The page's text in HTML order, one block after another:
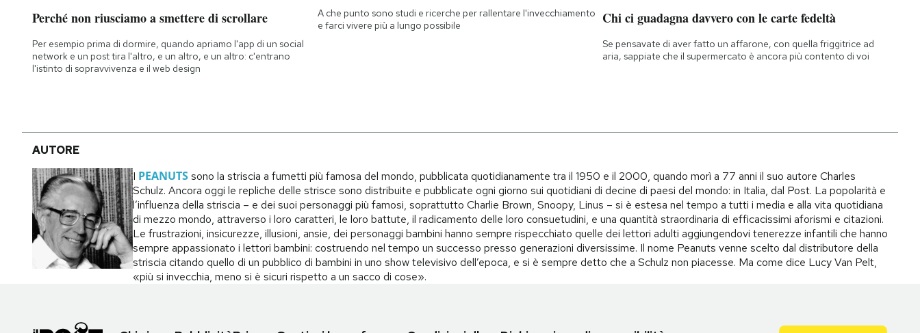
Newsletter
Notifiche mobile
Regala il Post
Hai bisogno di aiuto?
Perché non riusciamo a smettere di scrollare
Per esempio prima di dormire, quando apriamo l'app di un social
network e un post tira l'altro, e un altro, e un altro: c'entrano
l'istinto di sopravvivenza e il web design
A che punto sono studi e ricerche per rallentare l'invecchiamento
e farci vivere più a lungo possibile
Chi ci guadagna davvero con le carte fedeltà
Se pensavate di aver fatto un affarone, con quella friggitrice ad
aria, sappiate che il supermercato è ancora più contento di voi
AUTORE
I PEANUTSsono la striscia a fumetti più famosa del mondo, pubblicata quotidianamente tra il 1950 e il 2000, quando morì a 77 anni il suo autore Charles
Schulz. Ancora oggi le repliche delle strisce sono distribuite e pubblicate ogni giorno sui quotidiani di decine di paesi del mondo: in Italia, dal Post. La popolarità e
l’influenza della striscia – e dei suoi personaggi più famosi, soprattutto Charlie Brown, Snoopy, Linus – si è estesa nel tempo a tutti i media e alla vita quotidiana
di mezzo mondo, attraverso i loro caratteri, le loro battute, il radicamento delle loro consuetudini, e una quantità straordinaria di efficacissimi aforismi e citazioni.
Le frustrazioni, insicurezze, illusioni, ansie, dei personaggi bambini hanno sempre rispecchiato quelle dei lettori adulti aggiungendovi tenerezze infantili che hanno
sempre appassionato i lettori bambini: costruendo nel tempo un successo presso generazioni diversissime. Il nome Peanuts venne scelto dal distributore della
striscia citando quello di un pubblico di bambini in uno show televisivo dell’epoca, e si è sempre detto che a Schulz non piacesse. Ma come dice Lucy Van Pelt,
«più si invecchia, meno si è sicuri rispetto a un sacco di cose».